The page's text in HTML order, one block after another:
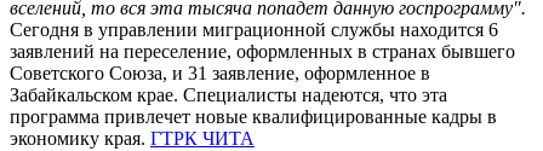
вселений, то вся эта тысяча попадет данную госпрограмму".
Сегодня в управлении миграционной службы находится 6
заявлений на переселение, оформленных в странах бывшего
Советского Союза, и 31 заявление, оформленное в
Забайкальском крае. Специалисты надеются, что эта
программа привлечет новые квалифицированные кадры в
экономику края. ГТРК ЧИТА